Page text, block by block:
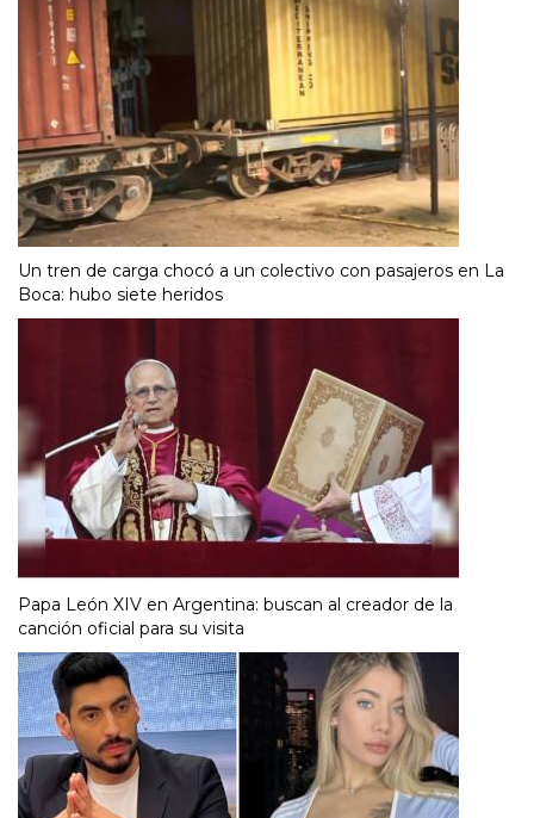
Un tren de carga chocó a un colectivo con pasajeros en La
Boca: hubo siete heridos
Papa León XIV en Argentina: buscan al creador de la
canción oficial para su visita